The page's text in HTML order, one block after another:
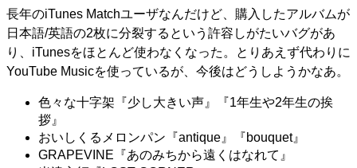
長年のiTunes Matchユーザなんだけど、購入したアルバムが
日本語/英語の2枚に分裂するという許容しがたいバグがあ
り、iTunesをほとんど使わなくなった。とりあえず代わりに
YouTube Musicを使っているが、今後はどうしようかなあ。
色々な十字架『少し大きい声』『1年生や2年生の挨
拶』
おいしくるメロンパン『antique』『bouquet』
GRAPEVINE『あのみちから遠くはなれて』